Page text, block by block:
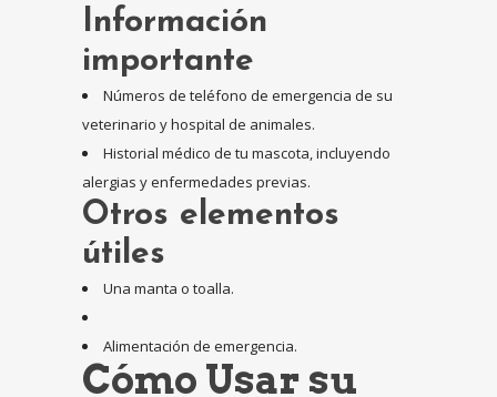
Información
importante
Números de teléfono de emergencia de su
veterinario y hospital de animales.
Historial médico de tu mascota, incluyendo
alergias y enfermedades previas.
Otros elementos
útiles
Una manta o toalla.
Alimentación de emergencia.
Cómo Usar su